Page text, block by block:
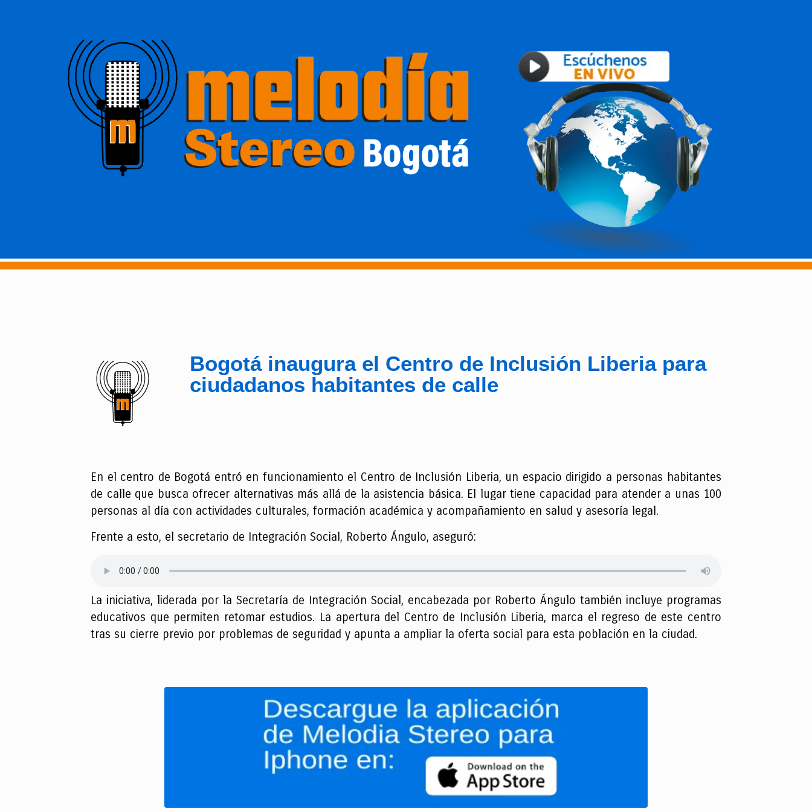
Bogotá inaugura el Centro de Inclusión Liberia para
ciudadanos habitantes de calle
En el centro de Bogotá entró en funcionamiento el Centro de Inclusión Liberia, un espacio dirigido a personas habitantes
de calle que busca ofrecer alternativas más allá de la asistencia básica. El lugar tiene capacidad para atender a unas 100
personas al día con actividades culturales, formación académica y acompañamiento en salud y asesoría legal.
Frente a esto, el secretario de Integración Social, Roberto Ángulo, aseguró:
La iniciativa, liderada por la Secretaría de Integración Social, encabezada por Roberto Ángulo también incluye programas
educativos que permiten retomar estudios. La apertura del Centro de Inclusión Liberia, marca el regreso de este centro
tras su cierre previo por problemas de seguridad y apunta a ampliar la oferta social para esta población en la ciudad.